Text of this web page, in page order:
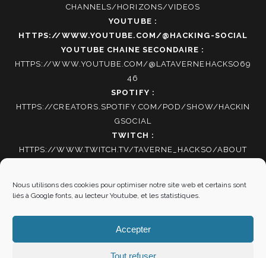
Nous utilisons des cookies pour optimiser notre site web et certains sont
liés à Google fonts, au lecteur Youtube, et les statistiques.
Accepter
Tout refuser
CHANNELS/HORIZONS/VIDEOS
YOUTUBE :
HTTPS://WWW.YOUTUBE.COM/@HACKING-SOCIAL
YOUTUBE CHAINE SECONDAIRE :
HTTPS://WWW.YOUTUBE.COM/@LATAVERNEHACKSO69
46
SPOTIFY :
HTTPS://CREATORS.SPOTIFY.COM/POD/SHOW/HACKIN
GSOCIAL
TWITCH :
HTTPS://WWW.TWITCH.TV/TAVERNE_HACKSO/ABOUT
Mentions Légales|Politique de cookies